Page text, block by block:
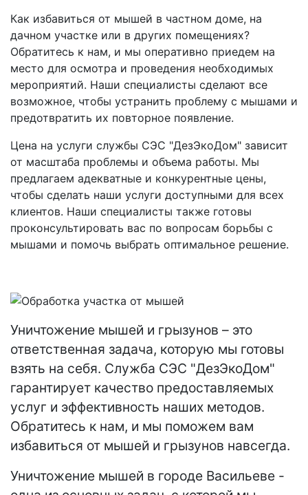
Как избавиться от мышей в частном доме, на
дачном участке или в других помещениях?
Обратитесь к нам, и мы оперативно приедем на
место для осмотра и проведения необходимых
мероприятий. Наши специалисты сделают все
возможное, чтобы устранить проблему с мышами и
предотвратить их повторное появление.
Цена на услуги службы СЭС "ДезЭкоДом" зависит
от масштаба проблемы и объема работы. Мы
предлагаем адекватные и конкурентные цены,
чтобы сделать наши услуги доступными для всех
клиентов. Наши специалисты также готовы
проконсультировать вас по вопросам борьбы с
мышами и помочь выбрать оптимальное решение.
Уничтожение мышей и грызунов – это
ответственная задача, которую мы готовы
взять на себя. Служба СЭС "ДезЭкоДом"
гарантирует качество предоставляемых
услуг и эффективность наших методов.
Обратитесь к нам, и мы поможем вам
избавиться от мышей и грызунов навсегда.
Уничтожение мышей в городе Васильеве -